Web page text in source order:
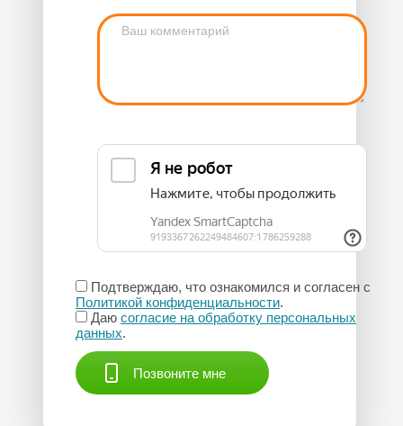
Подтверждаю, что ознакомился и согласен с
Политикой конфиденциальности.
Даю согласие на обработку персональных
данных.
Позвоните мне